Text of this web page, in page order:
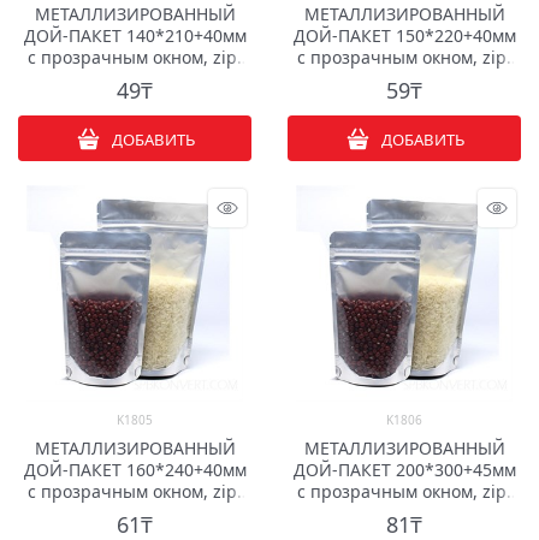
МЕТАЛЛИЗИРОВАННЫЙ
ДОЙ-ПАКЕТ 140*210+40мм
с прозрачным окном, zip-
lock
49₸
ДОБАВИТЬ
МЕТАЛЛИЗИРОВАННЫЙ
ДОЙ-ПАКЕТ 150*220+40мм
с прозрачным окном, zip-
lock
59₸
ДОБАВИТЬ
K1805
МЕТАЛЛИЗИРОВАННЫЙ
ДОЙ-ПАКЕТ 160*240+40мм
с прозрачным окном, zip-
lock
61₸
K1806
МЕТАЛЛИЗИРОВАННЫЙ
ДОЙ-ПАКЕТ 200*300+45мм
с прозрачным окном, zip-
lock
81₸